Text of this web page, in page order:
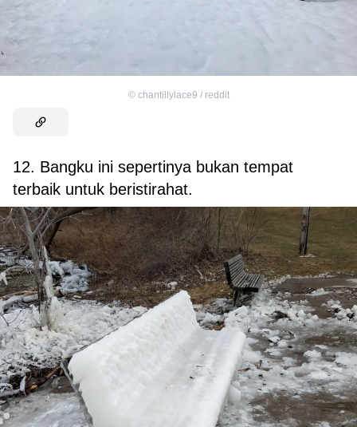
© chantillylace9 / reddit
12. Bangku ini sepertinya bukan tempat
terbaik untuk beristirahat.